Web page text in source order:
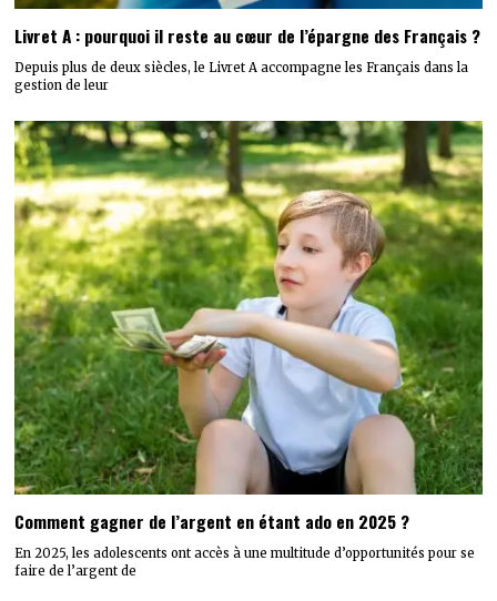
Livret A : pourquoi il reste au cœur de l’épargne des Français ?
Depuis plus de deux siècles, le Livret A accompagne les Français dans la
gestion de leur
Comment gagner de l’argent en étant ado en 2025 ?
En 2025, les adolescents ont accès à une multitude d’opportunités pour se
faire de l’argent de